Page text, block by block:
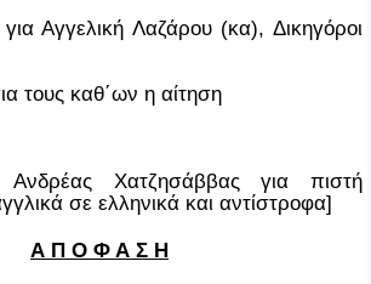
Αγγελική Λαζάρου (κα), Δικηγόροι
τους καθ΄ων η αίτηση
Χατζησάββας για πιστή
σε ελληνικά και αντίστροφα]
Α Π Ο Φ Α Σ Η